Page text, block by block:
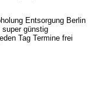
Entsorgung Berlin
günstig
Tag Termine frei